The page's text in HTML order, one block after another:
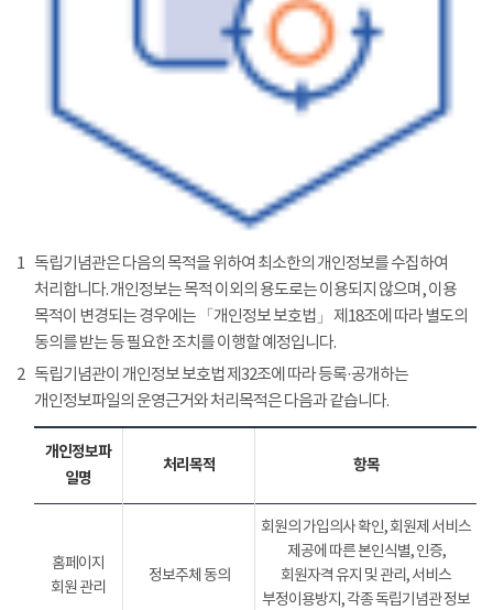
1 독립기념관은 다음의 목적을 위하여 최소한의 개인정보를 수집하여
처리합니다. 개인정보는 목적 이외의 용도로는 이용되지 않으며, 이용
목적이 변경되는 경우에는 「개인정보 보호법」 제18조에 따라 별도의
동의를 받는 등 필요한 조치를 이행할 예정입니다.
2 독립기념관이 개인정보 보호법 제32조에 따라 등록·공개하는
개인정보파일의 운영근거와 처리목적은 다음과 같습니다.
개인정보파
일명
처리목적 항목
홈페이지
회원 관리
정보주체 동의
회원의 가입의사 확인, 회원제 서비스
제공에 따른 본인식별, 인증,
회원자격 유지 및 관리, 서비스
부정이용방지, 각종 독립기념관 정보